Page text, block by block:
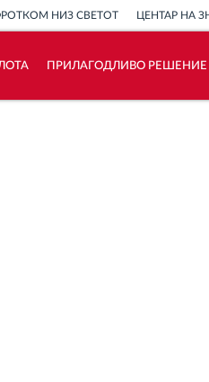
НИЗ СВЕТОТ ЦЕНТАР НА
ПРИЛАГОДЛИВО РЕШЕНИЕ